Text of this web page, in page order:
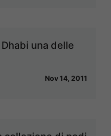
una delle
Nov 14, 2011